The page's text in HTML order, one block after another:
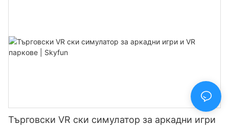
Търговски VR ски симулатор за аркадни игри